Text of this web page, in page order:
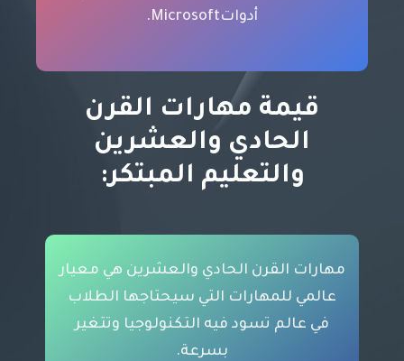
أدواتMicrosoft.
قيمة مهارات القرن
الحادي والعشرين
والتعليم المبتكر:
مهارات القرن الحادي والعشرين هي معيار
عالمي للمهارات التي سيحتاجها الطلاب
في عالم تسود فيه التكنولوجيا وتتغير
بسرعة.